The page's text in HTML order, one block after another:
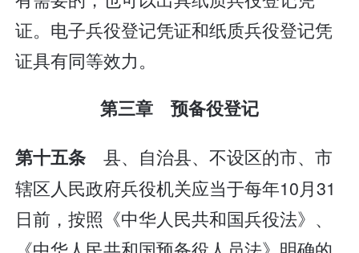
证。电子兵役登记凭证和纸质兵役登记凭
证具有同等效力。
第三章 预备役登记
第十五条县、自治县、不设区的市、市
辖区人民政府兵役机关应当于每年10月31
日前，按照《中华人民共和国兵役法》、